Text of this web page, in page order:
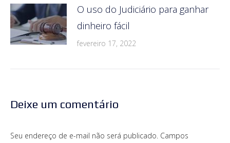
O uso do Judiciário para ganhar
dinheiro fácil
fevereiro 17, 2022
Deixe um comentário
Seu endereço de e-mail não será publicado. Campos